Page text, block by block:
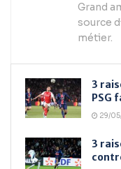
Grand
source
métier.
3
PSG
29/
3